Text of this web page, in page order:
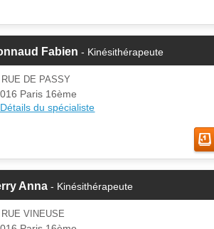
Fabien - Kinésithérapeute
Cette fiche est la propriété
d'un membre.
Si vous êtes ce membre, mettez à
jour ces informations sur votre
RUE DE PASSY
Paris 16ème
Détails du spécialiste
Anna - Kinésithérapeute
RUE VINEUSE